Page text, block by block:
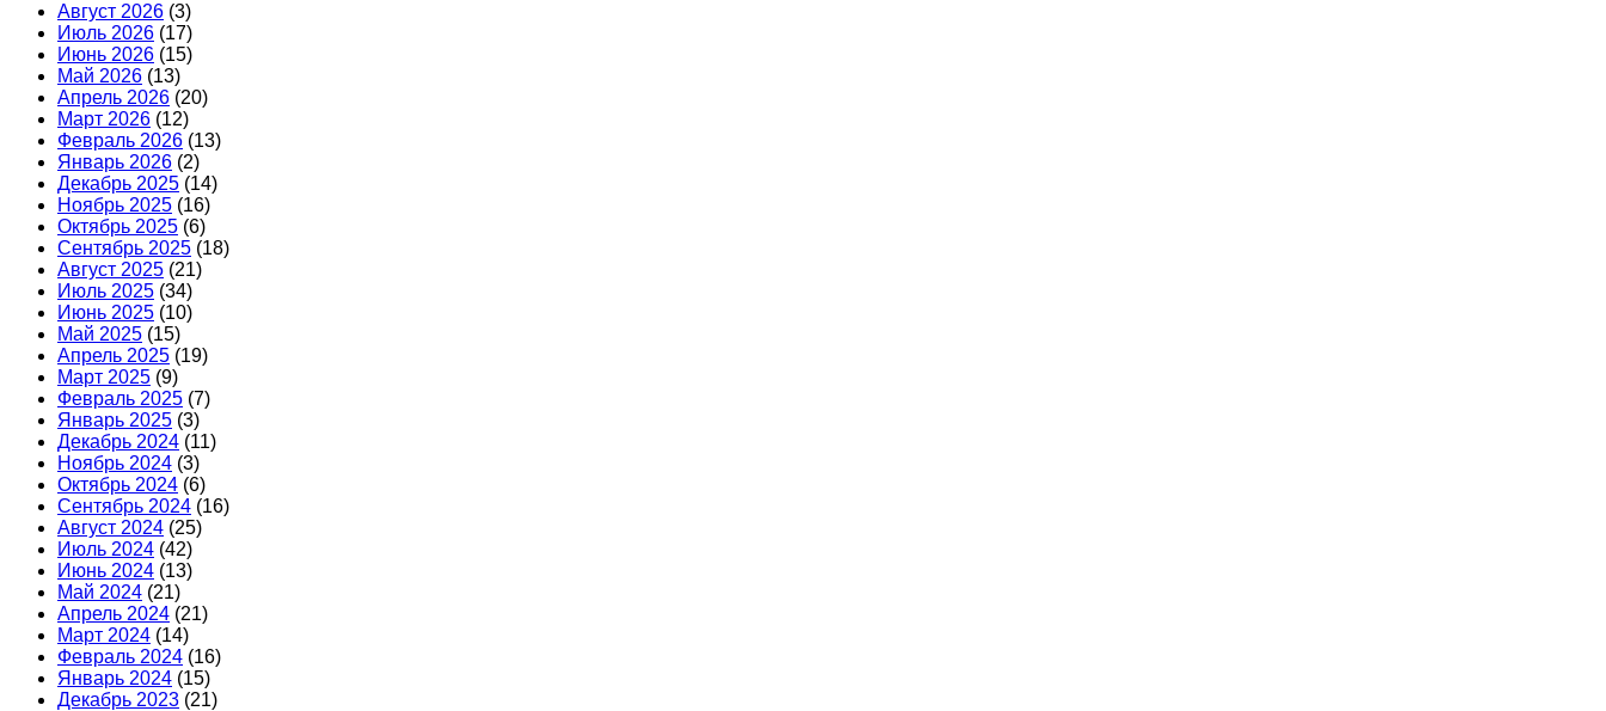
Август 2026 (3)
Июль 2026 (17)
Июнь 2026 (15)
Май 2026 (13)
Апрель 2026 (20)
Март 2026 (12)
Февраль 2026 (13)
Январь 2026 (2)
Декабрь 2025 (14)
Ноябрь 2025 (16)
Октябрь 2025 (6)
Сентябрь 2025 (18)
Август 2025 (21)
Июль 2025 (34)
Июнь 2025 (10)
Май 2025 (15)
Апрель 2025 (19)
Март 2025 (9)
Февраль 2025 (7)
Январь 2025 (3)
Декабрь 2024 (11)
Ноябрь 2024 (3)
Октябрь 2024 (6)
Сентябрь 2024 (16)
Август 2024 (25)
Июль 2024 (42)
Июнь 2024 (13)
Май 2024 (21)
Апрель 2024 (21)
Март 2024 (14)
Февраль 2024 (16)
Январь 2024 (15)
Декабрь 2023 (21)